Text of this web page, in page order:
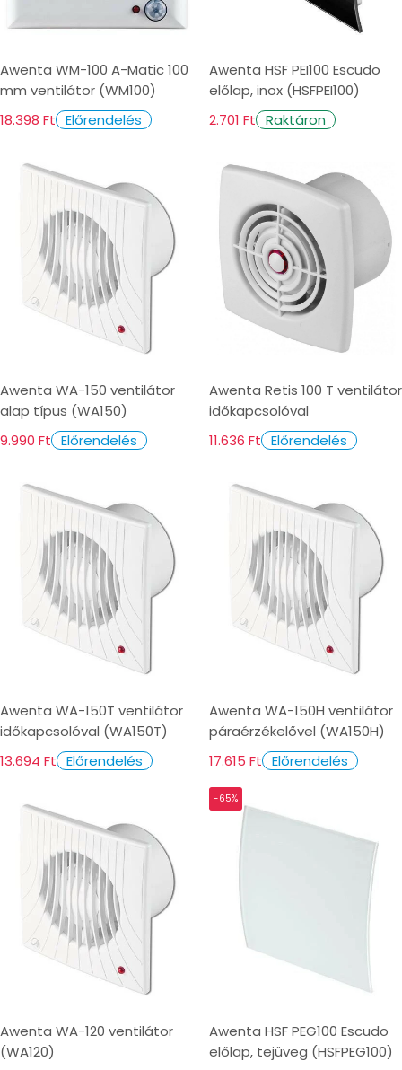
Awenta WM-100 A-Matic 100
mm ventilátor (WM100)
18.398 Ft Előrendelés
Awenta HSF PEI100 Escudo
előlap, inox (HSFPEI100)
2.701 Ft Raktáron
Awenta WA-150 ventilátor
alap típus (WA150)
9.990 Ft Előrendelés
Awenta Retis 100 T ventilátor
időkapcsolóval
11.636 Ft Előrendelés
Awenta WA-150T ventilátor
időkapcsolóval (WA150T)
13.694 Ft Előrendelés
Awenta WA-150H ventilátor
páraérzékelővel (WA150H)
17.615 Ft Előrendelés
Awenta WA-120 ventilátor
(WA120)
-65%
Awenta HSF PEG100 Escudo
előlap, tejüveg (HSFPEG100)